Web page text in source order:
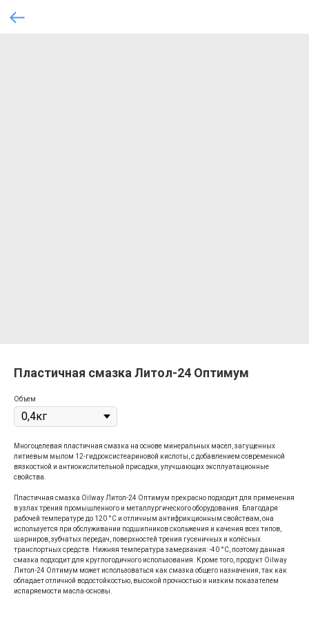
Пластичная смазка Литол-24 Оптимум
Объем
Многоцелевая пластичная смазка на основе минеральных масел, загущенных
литиевым мылом 12-гидроксистеариновой кислоты, с добавлением современной
вязкостной и антиокислительной присадки, улучшающих эксплуатационные
свойства.
Пластичная смазка Oilway Литол-24 Оптимум прекрасно подходит для применения
в узлах трения промышленного и металлургического оборудования. Благодаря
рабочей температуре до 120 °С и отличным антифрикционным свойствам, она
используется при обслуживании подшипников скольжения и качения всех типов,
шарниров, зубчатых передач, поверхностей трения гусеничных и колёсных
транспортных средств. Нижняя температура замерзания: -40 °С, поэтому данная
смазка подходит для круглогодичного использования. Кроме того, продукт Oilway
Литол-24 Оптимум может использоваться как смазка общего назначения, так как
обладает отличной водостойкостью, высокой прочностью и низким показателем
испаряемости масла-основы.